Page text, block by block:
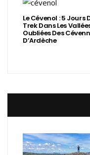
Le Cévenol : 5 Jours
Trek Dans Les
Oubliées Des
D’Ardèche